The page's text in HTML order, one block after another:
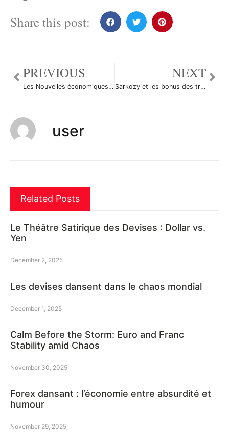
Share this post:
PREVIOUS
Les Nouvelles économiques en bref
NEXT
Sarkozy et les bonus des traders
user
Related Posts
Le Théâtre Satirique des Devises : Dollar vs.
Yen
December 2, 2025
Les devises dansent dans le chaos mondial
December 1, 2025
Calm Before the Storm: Euro and Franc
Stability amid Chaos
November 30, 2025
Forex dansant : l’économie entre absurdité et
humour
November 29, 2025